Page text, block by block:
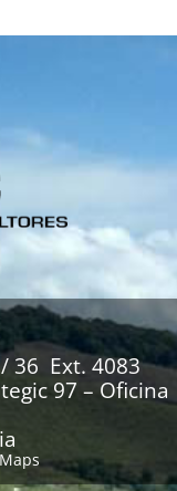
36 Ext. 4083
97 – Oficina